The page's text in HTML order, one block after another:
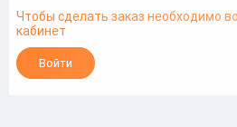
Чтобы сделать заказ необходимо
кабинет
Войти